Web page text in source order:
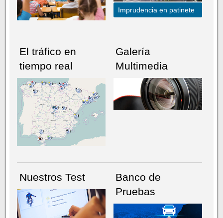
NÚMERO ACTUALHEMEROTECA
Imprudencia en patinete
El tráfico en
tiempo real
Galería
Multimedia
Nuestros Test
Banco de
Pruebas